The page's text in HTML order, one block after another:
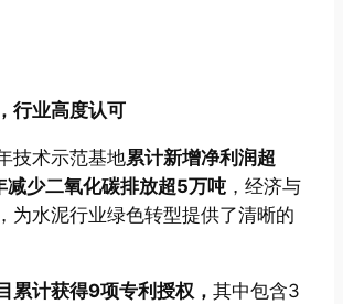
行业高度认可
技术示范基地累计新增净利润超
减少二氧化碳排放超5万吨 ，经济与
为水泥行业绿色转型提供了清晰的
累计获得9项专利授权，其中包含3